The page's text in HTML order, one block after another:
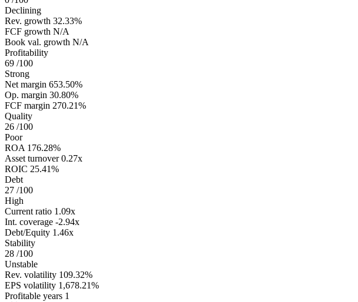
Declining
Rev. growth 32.33%
FCF growth N/A
Book val. growth N/A
Profitability
69 /100
Strong
Net margin 653.50%
Op. margin 30.80%
FCF margin 270.21%
Quality
26 /100
Poor
ROA 176.28%
Asset turnover 0.27x
ROIC 25.41%
Debt
27 /100
High
Current ratio 1.09x
Int. coverage -2.94x
Debt/Equity 1.46x
Stability
28 /100
Unstable
Rev. volatility 109.32%
EPS volatility 1,678.21%
Profitable years 1